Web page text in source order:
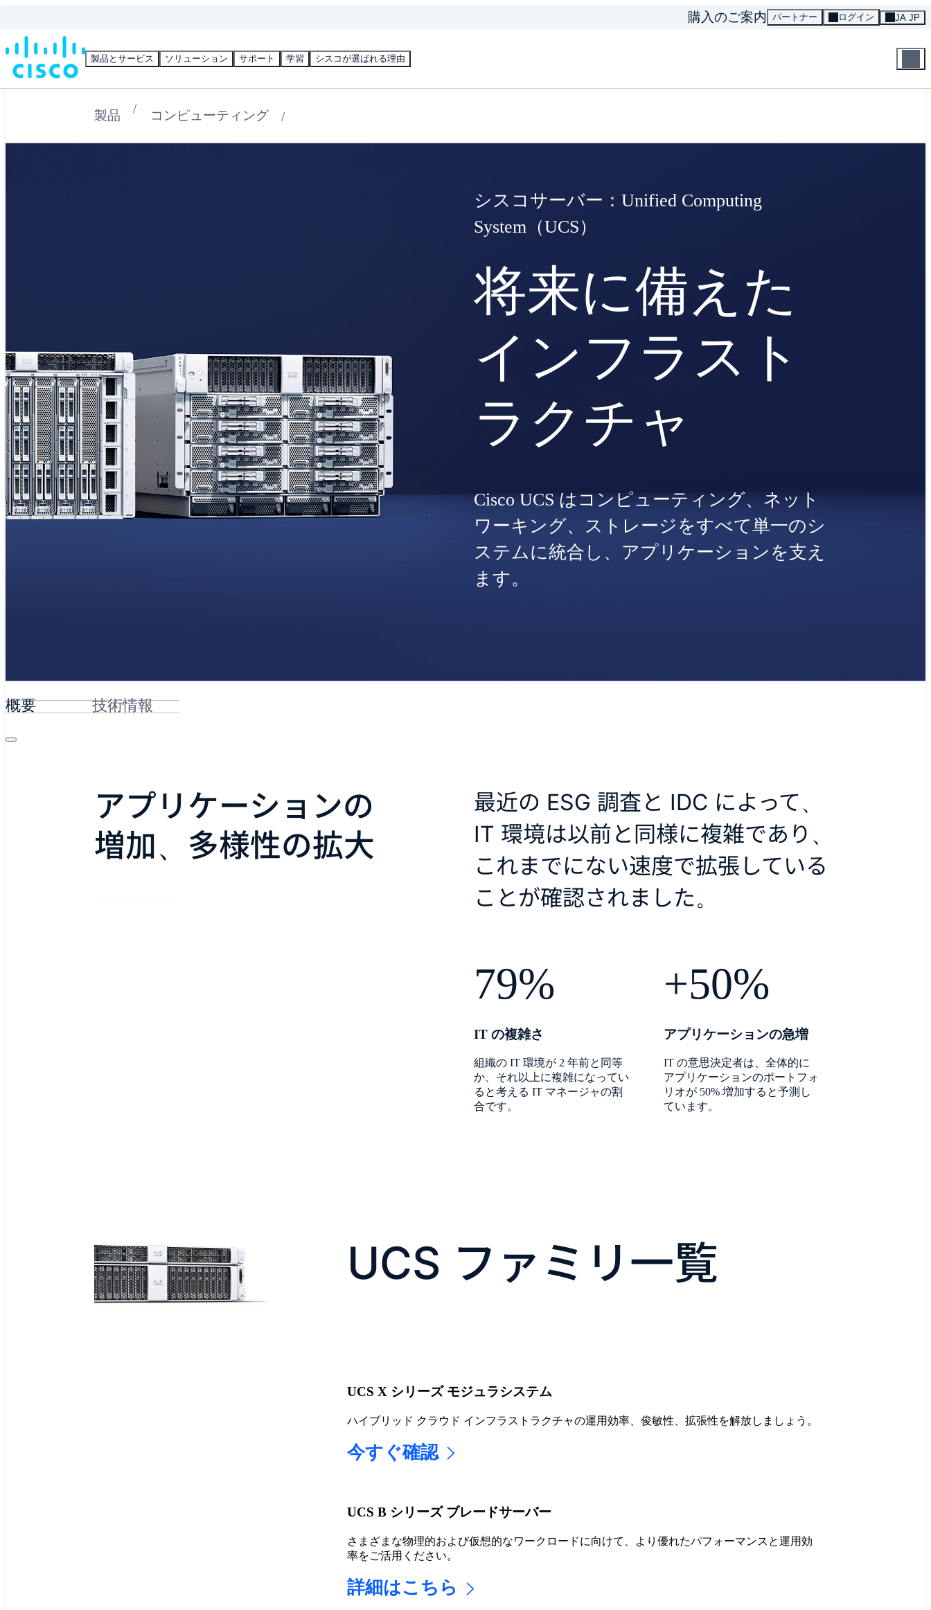
製品とサービス ソリューション サポート 学習 シスコが選ばれる理由
購入のご案内 パートナー ログイン JA JP
製品 コンピューティング
シスコサーバー：Unified Computing
System（UCS）
将来に備えた
インフラスト
ラクチャ
Cisco UCS はコンピューティング、ネット
ワーキング、ストレージをすべて単一のシ
ステムに統合し、アプリケーションを支え
ます。
概要 技術情報
アプリケーションの
増加、多様性の拡大
最近の ESG 調査と IDC によって、
IT 環境は以前と同様に複雑であり、
これまでにない速度で拡張している
ことが確認されました。
79%
IT の複雑さ
組織の IT 環境が 2 年前と同等
か、それ以上に複雑になってい
ると考える IT マネージャの割
合です。
+50%
アプリケーションの急増
IT の意思決定者は、全体的に
アプリケーションのポートフォ
リオが 50% 増加すると予測し
ています。
UCS ファミリ一覧
UCS X シリーズ モジュラシステム
ハイブリッド クラウド インフラストラクチャの運用効率、俊敏性、拡張性を解放しましょう。
今すぐ確認
UCS B シリーズ ブレードサーバー
さまざまな物理的および仮想的なワークロードに向けて、より優れたパフォーマンスと運用効
率をご活用ください。
詳細はこちら